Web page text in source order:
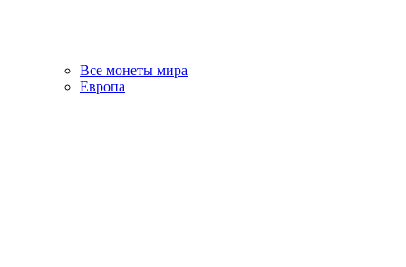
Все монеты мира
Европа